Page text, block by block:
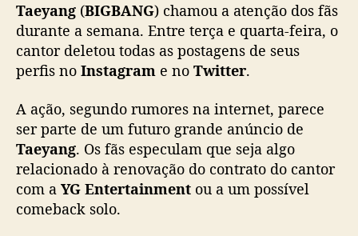
G
)
d
l
t
a
p
o
s
Taeyang (BIGBANG) chamou a atenção dos fãs
durante a semana. Entre terça e quarta-feira, o
cantor deletou todas as postagens de seus
perfis no Instagram e no Twitter.
A ação, segundo rumores na internet, parece
ser parte de um futuro grande anúncio de
Taeyang. Os fãs especulam que seja algo
relacionado à renovação do contrato do cantor
com a YG Entertainment ou a um possível
comeback solo.